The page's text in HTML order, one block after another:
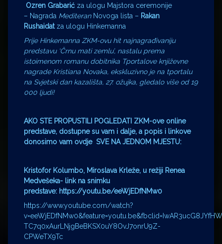
Ozren Grabarić za ulogu Majstora ceremonije
– Nagrada MediteranNovoga lista – Rakan
Rushaidatza ulogu Hinkemanna
Prije Hinkemanna ZKM-ovu hit najnagrađivaniju
predstavu ‘Črnu mati zemlu’, nastalu prema
istoimenom romanu dobitnika Tportalove književne
nagrade Kristiana Novaka, ekskluzivno je na tportalu
na Svjetski dan kazališta, 27. ožujka, gledalo više od 19
000 ljudi!
AKO STE PROPUSTILI POGLEDATI ZKM-ove online
predstave, dostupne su vam i dalje, a popis i linkove
donosimo vam ovdje SVE NA JEDNOM MJESTU:
Kristofor Kolumbo, Miroslava Krleže, u režiji Renea
Medvešeka- link na snimku
predstave: https://youtu.be/eeWjEDfNMw0
https://www.youtube.com/watch?
TC7q0xAurLNjgBeBKSX0uY8OvJ7onrU9Z-
CPWeTX9Tc